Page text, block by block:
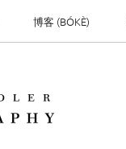
博客 (BÓKÈ)